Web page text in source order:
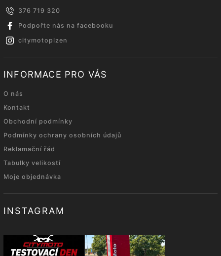
376 719 320
Podpořte nás na facebooku
citymotoplzen
INFORMACE PRO VÁS
O nás
Kontakt
Obchodní podmínky
Podmínky ochrany osobních údajů
Reklamační řád
Tabulky velikostí
Moje objednávka
INSTAGRAM